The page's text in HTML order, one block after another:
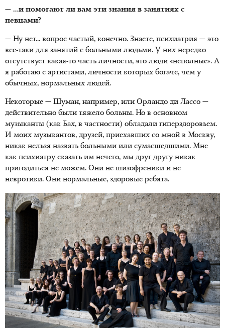
— …и помогают ли вам эти знания в занятиях с
певцами?
— Ну нет... вопрос частый, конечно. Знаете, психиатрия — это
все-таки для занятий с больными людьми. У них нередко
отсутствует какая-то часть личности, это люди «неполные». А
я работаю с артистами, личности которых богаче, чем у
обычных, нормальных людей.
Некоторые — Шуман, например, или Орландо ди Лассо —
действительно были тяжело больны. Но в основном
музыканты (как Бах, в частности) обладали гиперздоровьем.
И моих музыкантов, друзей, приехавших со мной в Москву,
никак нельзя назвать больными или сумасшедшими. Мне
как психиатру сказать им нечего, мы друг другу никак
пригодиться не можем. Они не шизофреники и не
невротики. Они нормальные, здоровые ребята.